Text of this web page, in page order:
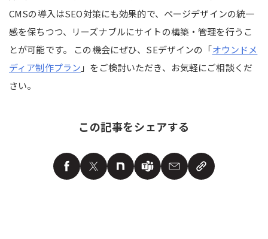
CMSの導入はSEO対策にも効果的で、ページデザインの統一
感を保ちつつ、リーズナブルにサイトの構築・管理を行うこ
とが可能です。 この機会にぜひ、SEデザインの「オウンドメ
ディア制作プラン 」をご検討いただき、お気軽にご相談くだ
さい。
この記事をシェアする